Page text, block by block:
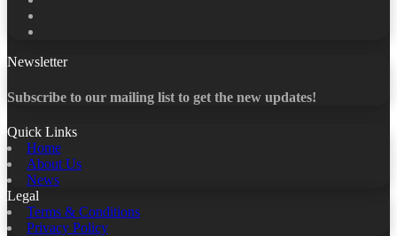
Newsletter
Subscribe to our mailing list to get the new updates!
Quick Links
Home
About Us
News
Legal
Terms & Conditions
Privacy Policy